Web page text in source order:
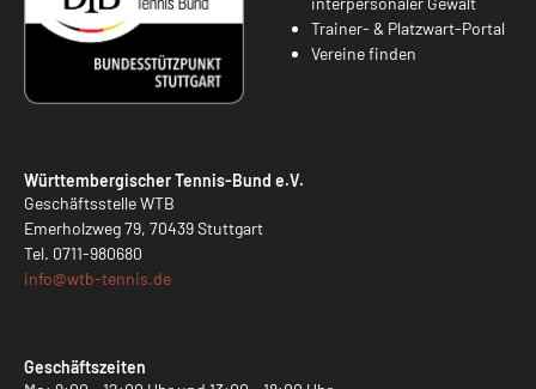
Trainer- & Platzwart-Portal
Vereine finden
Württembergischer Tennis-Bund e.V.
Geschäftsstelle WTB
Emerholzweg 79, 70439 Stuttgart
Tel. 0711-980680
info@wtb-tennis.de
Geschäftszeiten